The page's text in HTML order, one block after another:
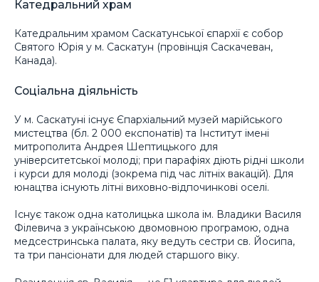
Катедральний храм
Катедральним храмом Саскатунської єпархії є собор
Святого Юрія у м. Саскатун (провінція Саскачеван,
Канада).
Соціальна діяльність
У м. Саскатуні існує Єпархіальний музей марійського
мистецтва (бл. 2 000 експонатів) та Інститут імені
митрополита Андрея Шептицького для
університетської молоді; при парафіях діють рідні школи
і курси для молоді (зокрема під час літніх вакацій). Для
юнацтва існують літні виховно-відпочинкові оселі.
Існує також одна католицька школа ім. Владики Василя
Філевича з українською двомовною програмою, одна
медсестринська палата, яку ведуть сестри св. Йосипа,
та три пансіонати для людей старшого віку.